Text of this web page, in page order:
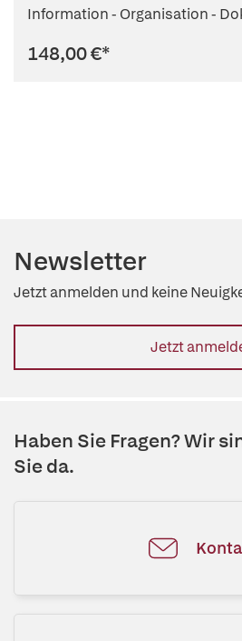
Information - Organisation -
148,00 €*
Newsletter
Jetzt anmelden und keine
Jetzt
Haben Sie Fragen? Wir
Sie da.